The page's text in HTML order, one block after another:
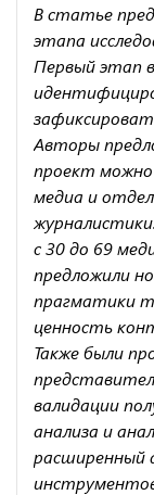
В статье
этапа
Первый этап в
Авторы
проект
медиа и
с 30 до 69
предложили
прагматики
ценность
Также были
валидации
анализа и
расширенный